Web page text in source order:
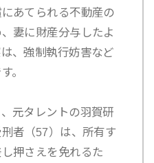
あてられる不動産の
妻に財産分与したよ
、強制執行妨害など
。
元タレントの羽賀研
者（57）は、所有す
押さえを免れるた